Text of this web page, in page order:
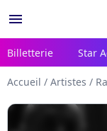
menu
Billetterie Star
Accueil / Artistes /